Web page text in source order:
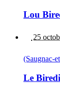
Lou
25
(Saugnac-
Le